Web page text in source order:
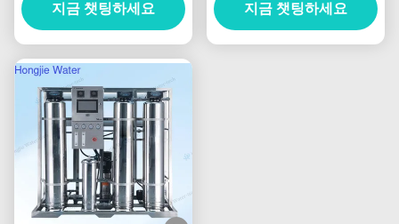
지금 챗팅하세요
지금 챗팅하세요